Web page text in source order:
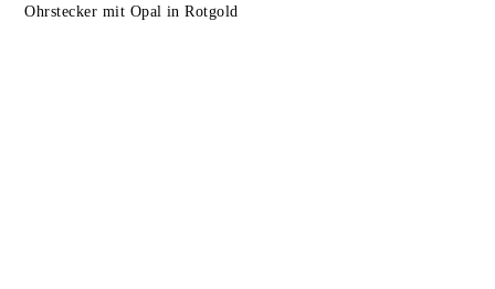
Ohrstecker mit Opal in Rotgold